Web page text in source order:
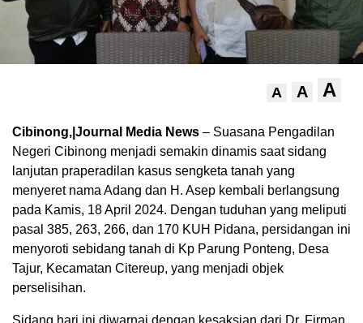
A A A
Cibinong,|Journal Media News – Suasana Pengadilan
Negeri Cibinong menjadi semakin dinamis saat sidang
lanjutan praperadilan kasus sengketa tanah yang
menyeret nama Adang dan H. Asep kembali berlangsung
pada Kamis, 18 April 2024. Dengan tuduhan yang meliputi
pasal 385, 263, 266, dan 170 KUH Pidana, persidangan ini
menyoroti sebidang tanah di Kp Parung Ponteng, Desa
Tajur, Kecamatan Citereup, yang menjadi objek
perselisihan.